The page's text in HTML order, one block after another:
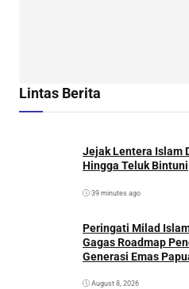
Lintas Berita
Jejak Lentera Islam
Hingga Teluk Bintuni
39 minutes ago
Peringati Milad
Gagas Roadmap
Generasi Emas
August 8, 2026